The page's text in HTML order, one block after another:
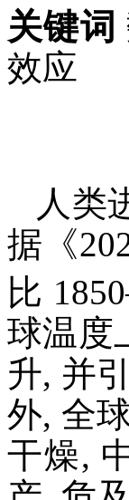
关键词
效应
人类
据《
比
球温度
升, 并
外, 全
干燥,